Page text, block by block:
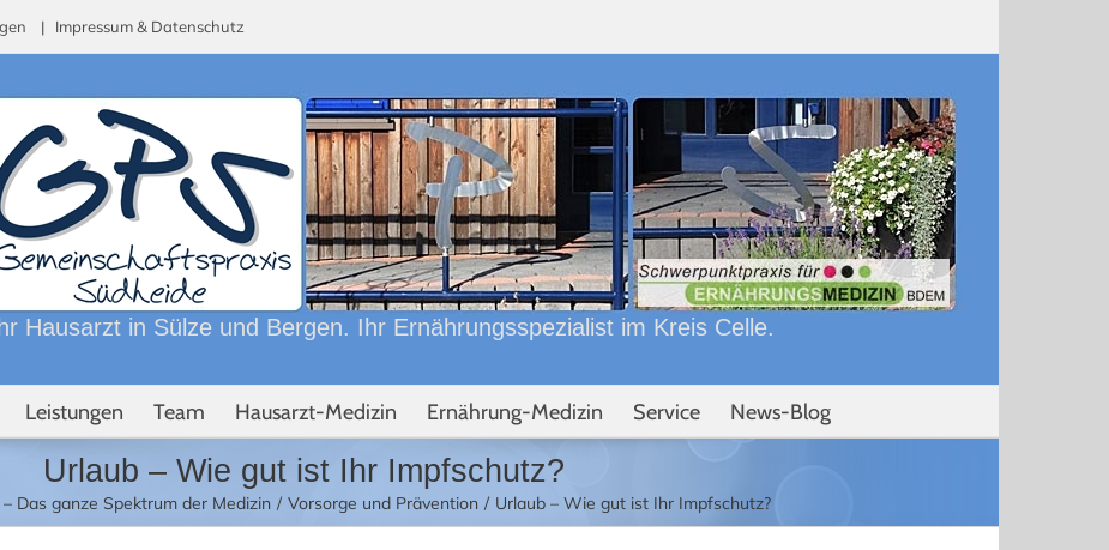
| Impressum & Datenschutz
Hausarzt in Sülze und Bergen. Ihr Ernährungsspezialist im Kreis Celle.
Leistungen Team Hausarzt-Medizin Ernährung-Medizin Service News-Blog
Urlaub – Wie gut ist Ihr Impfschutz?
Das ganze Spektrum der Medizin Vorsorge und Prävention Urlaub – Wie gut ist Ihr Impfschutz?